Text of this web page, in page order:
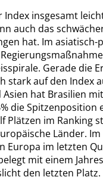
Index insgesamt
auch das
hat. Im asiatisch-
Gerade die
stark auf den Index
hat Brasilien
die Spitzenposition
Plätzen im Ranking
Länder.
Europa im letzten
mit einem
den letzten Platz.